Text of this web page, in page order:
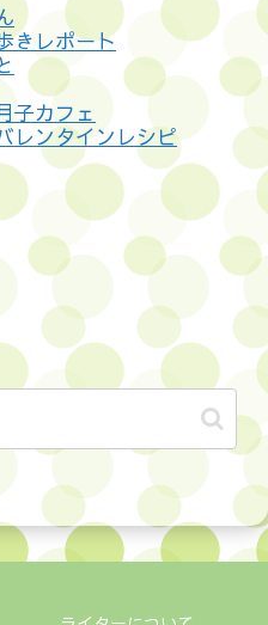
きレポート
子カフェ
レンタインレシピ